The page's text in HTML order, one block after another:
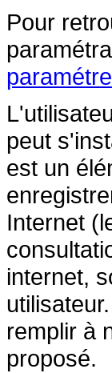
Pour
peut
est un
Internet
internet,
remplir à
proposé.